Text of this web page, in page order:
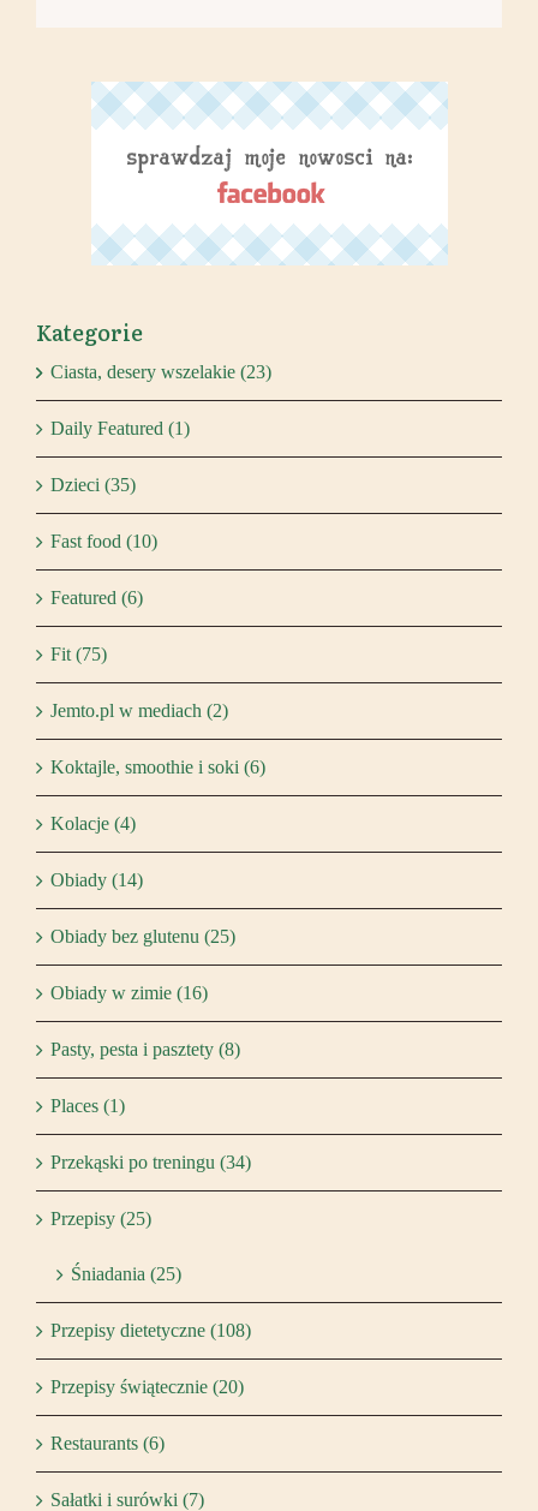
Kategorie
Ciasta, desery wszelakie (23)
Daily Featured (1)
Dzieci (35)
Fast food (10)
Featured (6)
Fit (75)
Jemto.pl w mediach (2)
Koktajle, smoothie i soki (6)
Kolacje (4)
Obiady (14)
Obiady bez glutenu (25)
Obiady w zimie (16)
Pasty, pesta i pasztety (8)
Places (1)
Przekąski po treningu (34)
Przepisy (25)
Śniadania (25)
Przepisy dietetyczne (108)
Przepisy świątecznie (20)
Restaurants (6)
Sałatki i surówki (7)